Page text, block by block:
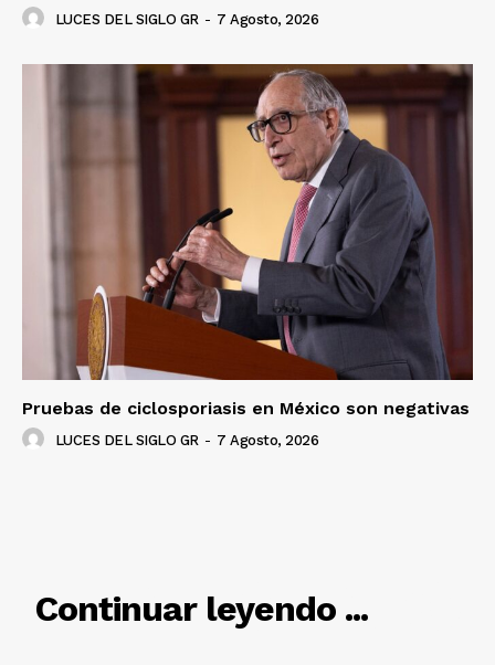
LUCES DEL SIGLO GR - 7 Agosto, 2026
Pruebas de ciclosporiasis en México son negativas
LUCES DEL SIGLO GR - 7 Agosto, 2026
Continuar leyendo ...
RELACIONADO